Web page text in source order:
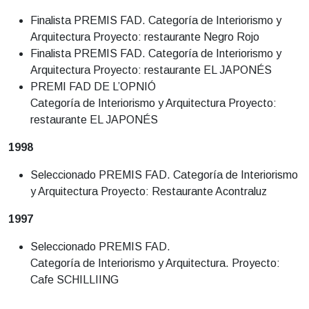
Finalista PREMIS FAD. Categoría de Interiorismo y
Arquitectura Proyecto: restaurante Negro Rojo
Finalista PREMIS FAD. Categoría de Interiorismo y
Arquitectura Proyecto: restaurante EL JAPONÉS
PREMI FAD DE L’OPNIÓ
Categoría de Interiorismo y Arquitectura Proyecto:
restaurante EL JAPONÉS
1998
Seleccionado PREMIS FAD. Categoría de Interiorismo
y Arquitectura Proyecto: Restaurante Acontraluz
1997
Seleccionado PREMIS FAD.
Categoría de Interiorismo y Arquitectura. Proyecto:
Cafe SCHILLIING